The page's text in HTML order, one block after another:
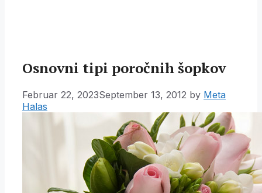
Osnovni tipi poročnih šopkov
Februar 22, 2023September 13, 2012 by Meta
Halas